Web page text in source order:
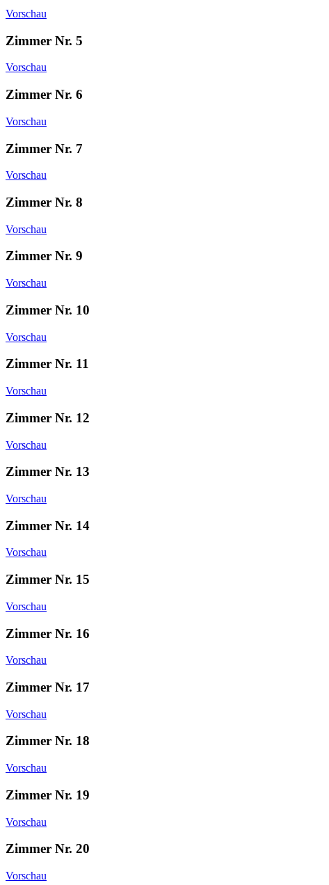
Vorschau
Zimmer Nr. 5
Vorschau
Zimmer Nr. 6
Vorschau
Zimmer Nr. 7
Vorschau
Zimmer Nr. 8
Vorschau
Zimmer Nr. 9
Vorschau
Zimmer Nr. 10
Vorschau
Zimmer Nr. 11
Vorschau
Zimmer Nr. 12
Vorschau
Zimmer Nr. 13
Vorschau
Zimmer Nr. 14
Vorschau
Zimmer Nr. 15
Vorschau
Zimmer Nr. 16
Vorschau
Zimmer Nr. 17
Vorschau
Zimmer Nr. 18
Vorschau
Zimmer Nr. 19
Vorschau
Zimmer Nr. 20
Vorschau